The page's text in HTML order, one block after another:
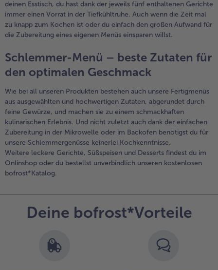
deinen Esstisch, du hast dank der jeweils fünf enthaltenen Gerichte
immer einen Vorrat in der Tiefkühltruhe. Auch wenn die Zeit mal
zu knapp zum Kochen ist oder du einfach den großen Aufwand für
die Zubereitung eines eigenen Menüs einsparen willst.
Schlemmer-Menü – beste Zutaten für
den optimalen Geschmack
Wie bei all unseren Produkten bestehen auch unsere Fertigmenüs
aus ausgewählten und hochwertigen Zutaten, abgerundet durch
feine Gewürze, und machen sie zu einem schmackhaften
kulinarischen Erlebnis. Und nicht zuletzt auch dank der einfachen
Zubereitung in der Mikrowelle oder im Backofen benötigst du für
unsere Schlemmergenüsse keinerlei Kochkenntnisse.
Weitere leckere Gerichte, Süßspeisen und Desserts findest du im
Onlinshop oder du bestellst unverbindlich unseren kostenlosen
bofrost*Katalog.
Deine bofrost*Vorteile